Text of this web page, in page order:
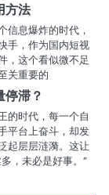
方法
信息爆炸的时代，
手，作为国内短视
，这个看似微不足
关重要的
停滞？
的时代，每一个自
平台上奋斗，却发
起层层涟漪。这让
，未必是好事。”